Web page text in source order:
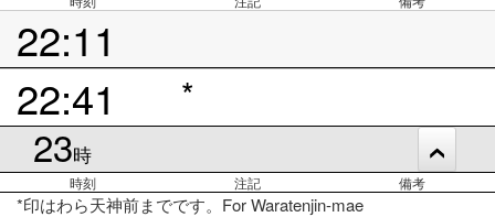
22:11
22:41
*
23時
時刻 注記 備考
*印はわら天神前までです。For Waratenjin-mae